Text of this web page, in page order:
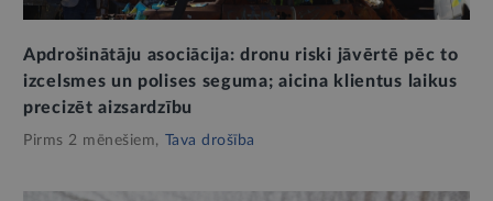
Apdrošinātāju asociācija: dronu riski jāvērtē pēc to
izcelsmes un polises seguma; aicina klientus laikus
precizēt aizsardzību
Pirms 2 mēnešiem, Tava drošība